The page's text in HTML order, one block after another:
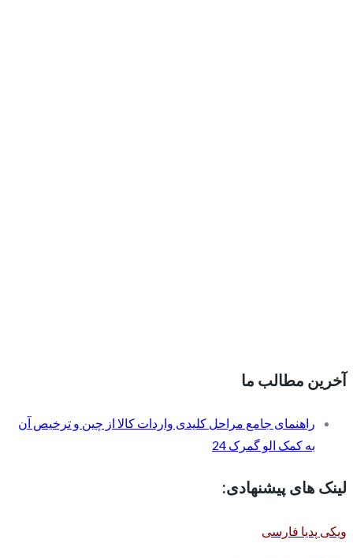
آخرین مطالب ما
راهنمای جامع مراحل کلیدی واردات کالا از چین و ترخیص آن
به کمک الو گمرک 24
لینک های پیشنهادی:
ویکی پدیا فارسی